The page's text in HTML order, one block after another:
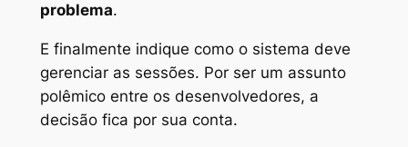
problema.
E finalmente indique como o sistema deve
gerenciar as sessões. Por ser um assunto
polêmico entre os desenvolvedores, a
decisão fica por sua conta.